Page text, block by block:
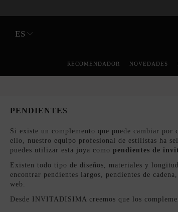
ES
RECOMENDADOR NOVEDADES
PENDIENTES
Si existe un complemento que puede cambiar por
ello, nuestro equipo profesional de estilistas ha
puedes utilizar esta joya como pendientes de
Existen todo tipo de diseños, materiales y
encontrar pendientes largos, pendientes de
web.
Desde INVITADISIMA creemos que los